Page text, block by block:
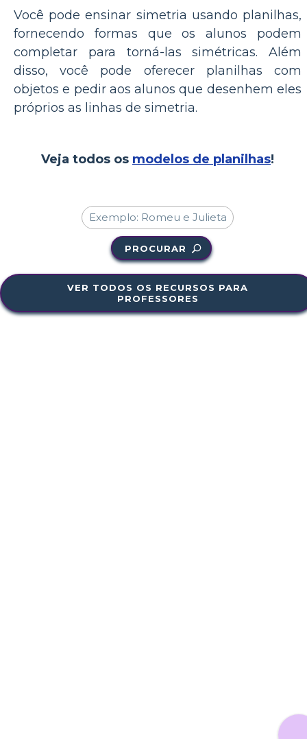
Você pode ensinar simetria usando planilhas,
fornecendo formas que os alunos podem
completar para torná-las simétricas. Além
disso, você pode oferecer planilhas com
objetos e pedir aos alunos que desenhem eles
próprios as linhas de simetria.
Veja todos os modelos de planilhas!
PROCURAR
VER TODOS OS RECURSOS PARA
PROFESSORES